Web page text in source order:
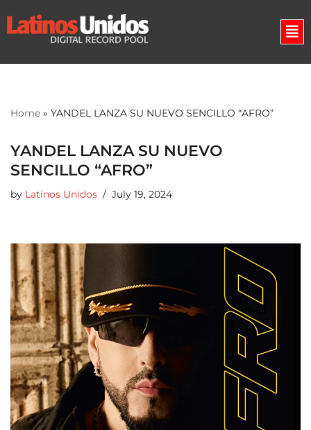
Skip
Home » YANDEL LANZA SU NUEVO SENCILLO “AFRO”
YANDEL LANZA SU NUEVO
SENCILLO “AFRO”
by Latinos Unidos July 19, 2024